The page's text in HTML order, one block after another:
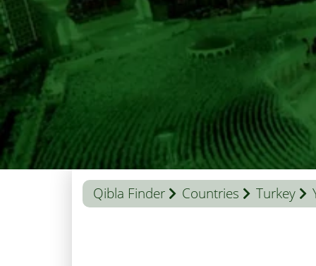
Qibla Finder Countries Turkey